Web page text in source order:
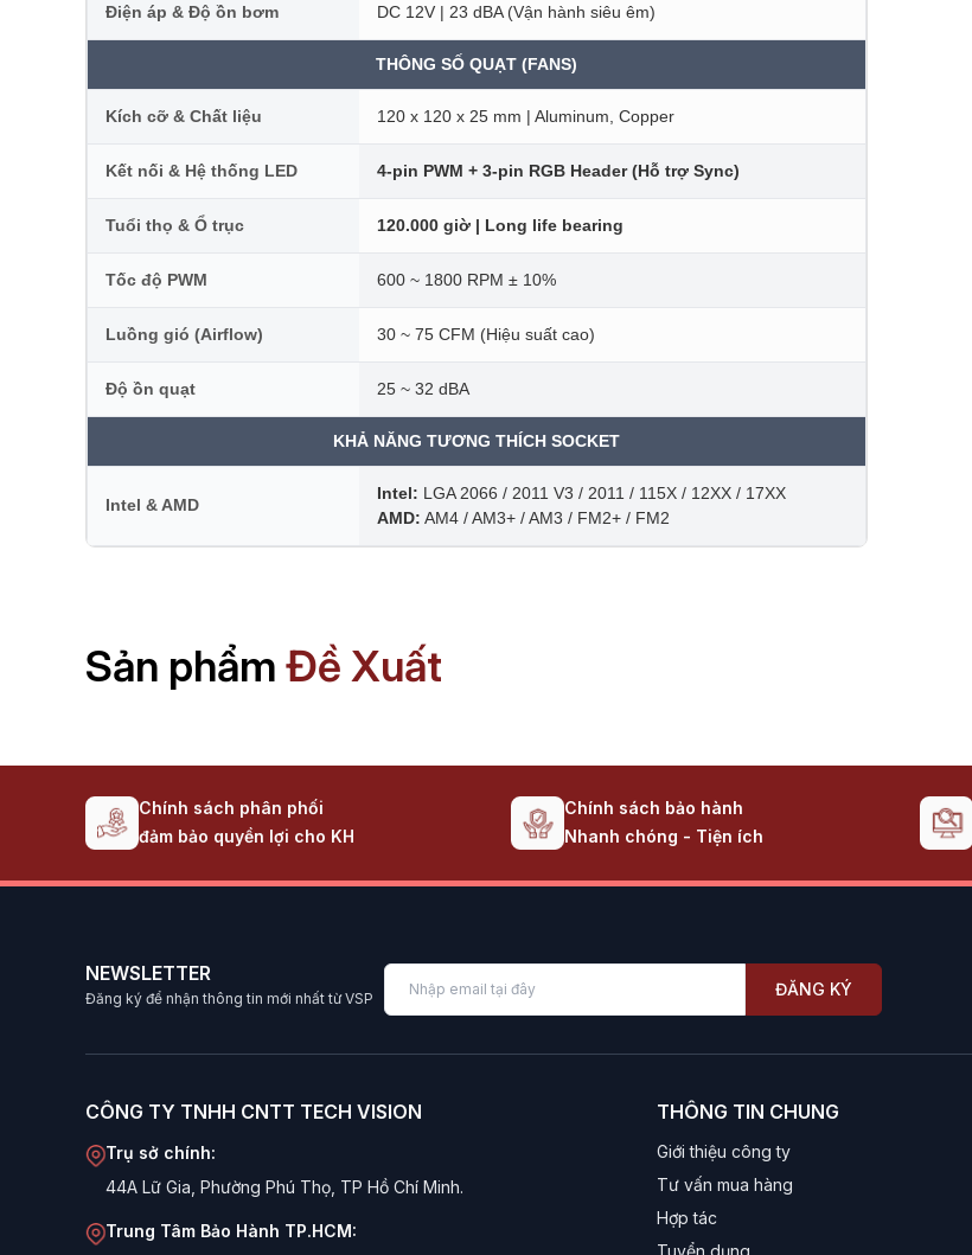
Điện áp & Độ ồn bơm DC 12V | 23 dBA (Vận hành siêu êm)
THÔNG SỐ QUẠT (FANS)
Kích cỡ & Chất liệu 120 x 120 x 25 mm | Aluminum, Copper
Kết nối & Hệ thống LED 4-pin PWM + 3-pin RGB Header (Hỗ trợ Sync)
Tuổi thọ & Ổ trục 120.000 giờ | Long life bearing
Tốc độ PWM 600 ~ 1800 RPM ± 10%
Luồng gió (Airflow) 30 ~ 75 CFM (Hiệu suất cao)
Độ ồn quạt 25 ~ 32 dBA
KHẢ NĂNG TƯƠNG THÍCH SOCKET
Intel & AMD
Intel: LGA 2066 / 2011 V3 / 2011 / 115X / 12XX / 17XX
AMD: AM4 / AM3+ / AM3 / FM2+ / FM2
Sản phẩm Đề Xuất
Chính sách phân phối
đảm bảo quyền lợi cho KH
Chính sách bảo hành
Nhanh chóng - Tiện ích
NEWSLETTER
Đăng ký để nhận thông tin mới nhất từ VSP ĐĂNG KÝ
CÔNG TY TNHH CNTT TECH VISION
Trụ sở chính:
44A Lữ Gia, Phường Phú Thọ, TP Hồ Chí Minh.
Trung Tâm Bảo Hành TP.HCM:
THÔNG TIN CHUNG
Giới thiệu công ty
Tư vấn mua hàng
Hợp tác
Tuyển dụng